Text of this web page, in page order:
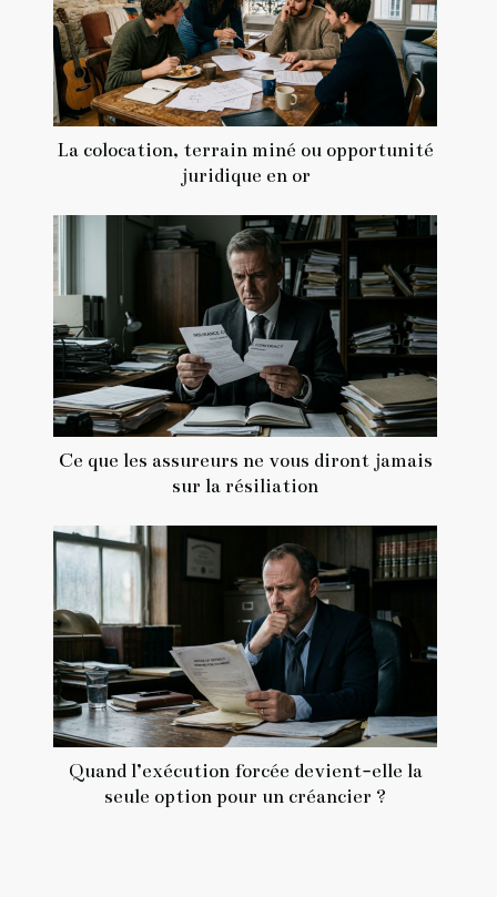
La colocation, terrain miné ou opportunité
juridique en or
Ce que les assureurs ne vous diront jamais
sur la résiliation
Quand l’exécution forcée devient-elle la
seule option pour un créancier ?